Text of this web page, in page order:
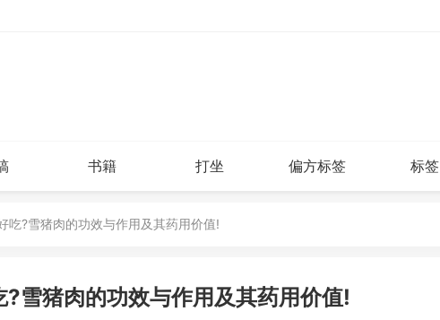
书籍 打坐 偏方标签 标签
吃?雪猪肉的功效与作用及其药用价值!
?雪猪肉的功效与作用及其药用价值!